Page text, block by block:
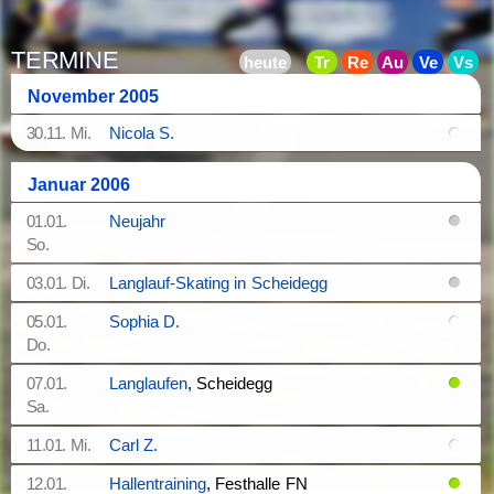
TERMINE
November 2005
30.11. Mi.
Nicola S.
Januar 2006
01.01.
So.
Neujahr
03.01. Di. Langlauf-Skating in Scheidegg
05.01.
Do.
Sophia D.
07.01.
Sa.
Langlaufen, Scheidegg
11.01. Mi. Carl Z.
12.01. Hallentraining, Festhalle FN